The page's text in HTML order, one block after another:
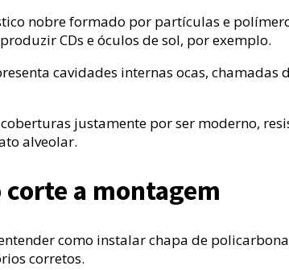
nobre formado por partículas e
CDs e óculos de sol, por exemplo.
cavidades internas ocas,
justamente por ser moderno,
alveolar.
a montagem
como instalar chapa de
corretos.